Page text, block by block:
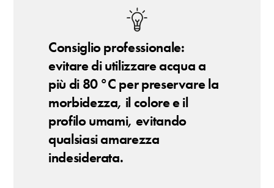
Consiglio professionale:
evitare di utilizzare acqua a
più di 80 °C per preservare la
morbidezza, il colore e il
profilo umami, evitando
qualsiasi amarezza
indesiderata.